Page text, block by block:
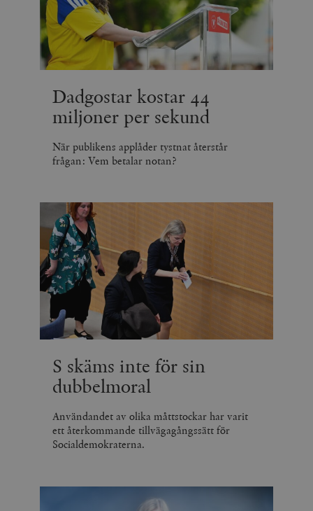
Dadgostar kostar 44
miljoner per sekund
När publikens applåder tystnat återstår
frågan: Vem betalar notan?
S skäms inte för sin
dubbelmoral
Användandet av olika måttstockar har varit
ett återkommande tillvägagångssätt för
Socialdemokraterna.